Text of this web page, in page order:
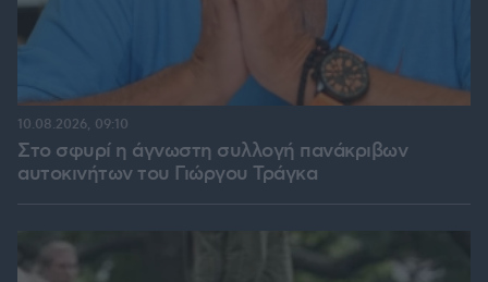
Στο σφυρί η άγνωστη συλλογή πανάκριβων
αυτοκινήτων του Γιώργου Τράγκα
10.08.2026, 09:10